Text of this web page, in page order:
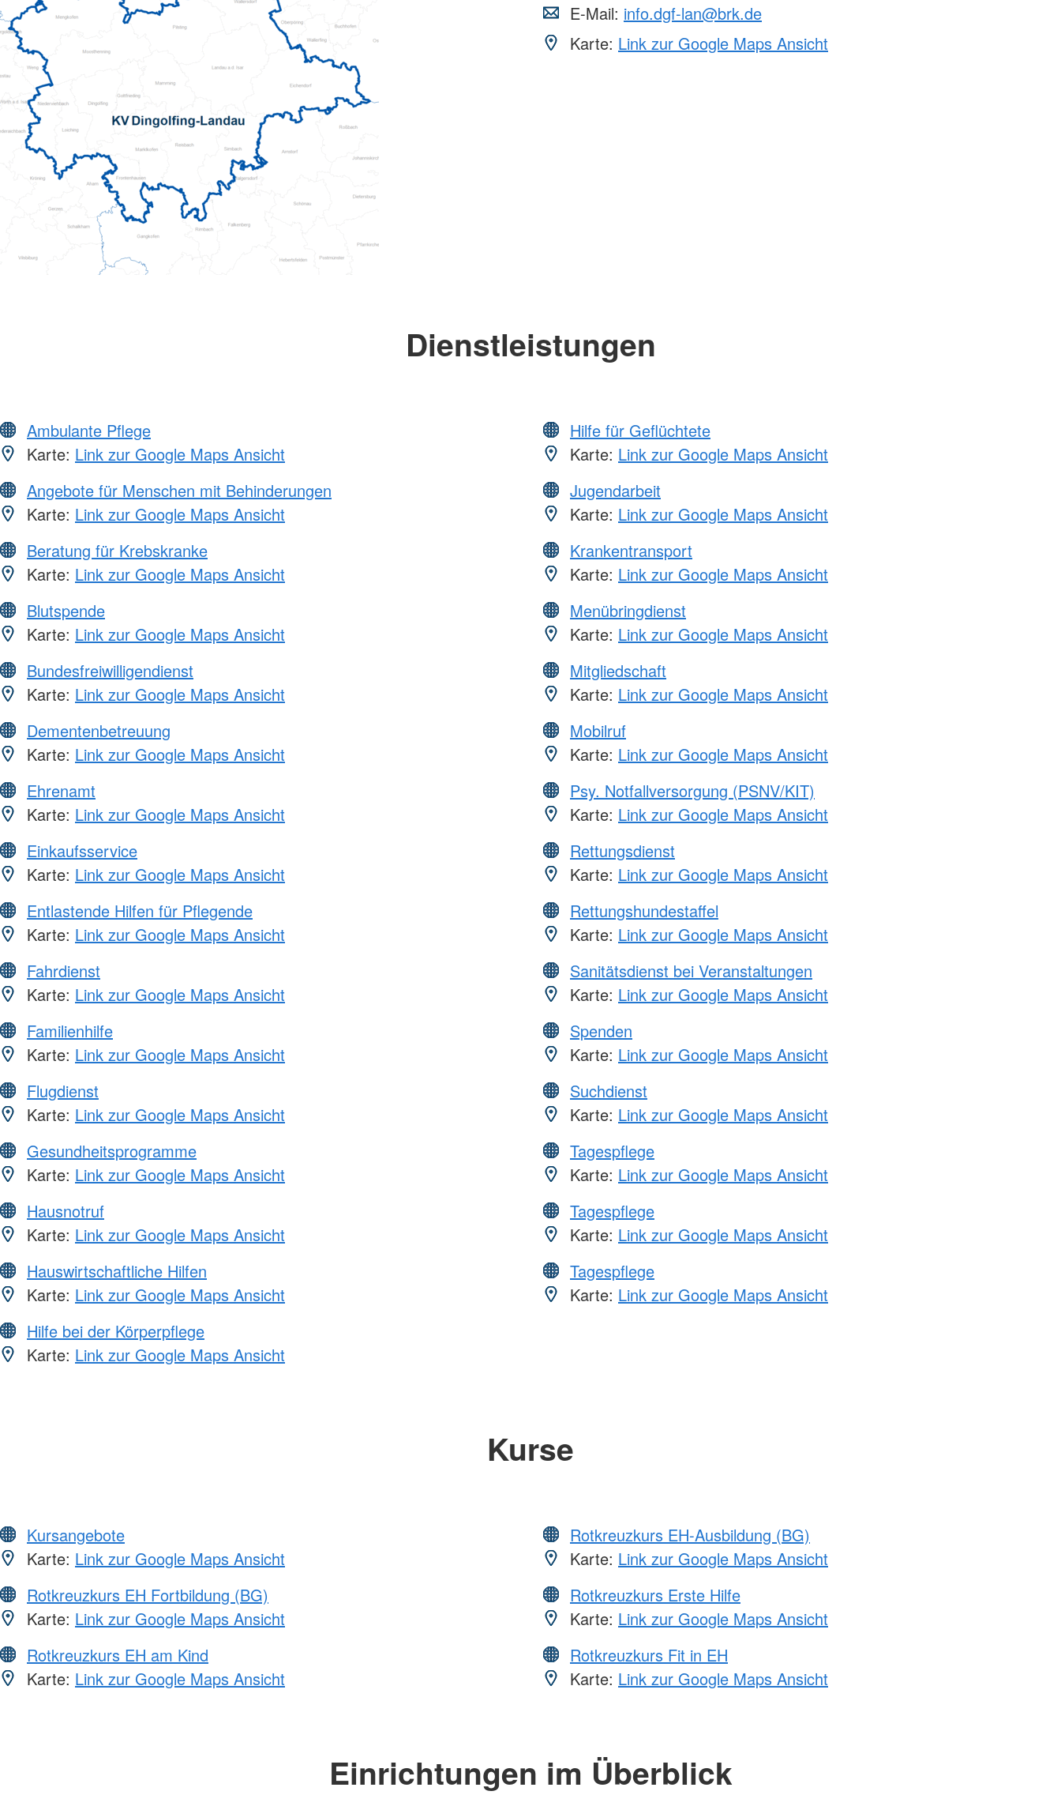
E-Mail: info.dgf-lan@brk.de
Karte: Link zur Google Maps Ansicht
Dienstleistungen
Ambulante Pflege
Karte: Link zur Google Maps Ansicht
Angebote für Menschen mit Behinderungen
Karte: Link zur Google Maps Ansicht
Beratung für Krebskranke
Karte: Link zur Google Maps Ansicht
Blutspende
Karte: Link zur Google Maps Ansicht
Bundesfreiwilligendienst
Karte: Link zur Google Maps Ansicht
Dementenbetreuung
Karte: Link zur Google Maps Ansicht
Ehrenamt
Karte: Link zur Google Maps Ansicht
Einkaufsservice
Karte: Link zur Google Maps Ansicht
Entlastende Hilfen für Pflegende
Karte: Link zur Google Maps Ansicht
Fahrdienst
Karte: Link zur Google Maps Ansicht
Familienhilfe
Karte: Link zur Google Maps Ansicht
Flugdienst
Karte: Link zur Google Maps Ansicht
Gesundheitsprogramme
Karte: Link zur Google Maps Ansicht
Hausnotruf
Karte: Link zur Google Maps Ansicht
Hauswirtschaftliche Hilfen
Karte: Link zur Google Maps Ansicht
Hilfe bei der Körperpflege
Karte: Link zur Google Maps Ansicht
Hilfe für Geflüchtete
Karte: Link zur Google Maps Ansicht
Jugendarbeit
Karte: Link zur Google Maps Ansicht
Krankentransport
Karte: Link zur Google Maps Ansicht
Menübringdienst
Karte: Link zur Google Maps Ansicht
Mitgliedschaft
Karte: Link zur Google Maps Ansicht
Mobilruf
Karte: Link zur Google Maps Ansicht
Psy. Notfallversorgung (PSNV/KIT)
Karte: Link zur Google Maps Ansicht
Rettungsdienst
Karte: Link zur Google Maps Ansicht
Rettungshundestaffel
Karte: Link zur Google Maps Ansicht
Sanitätsdienst bei Veranstaltungen
Karte: Link zur Google Maps Ansicht
Spenden
Karte: Link zur Google Maps Ansicht
Suchdienst
Karte: Link zur Google Maps Ansicht
Tagespflege
Karte: Link zur Google Maps Ansicht
Tagespflege
Karte: Link zur Google Maps Ansicht
Tagespflege
Karte: Link zur Google Maps Ansicht
Kurse
Kursangebote
Karte: Link zur Google Maps Ansicht
Rotkreuzkurs EH Fortbildung (BG)
Karte: Link zur Google Maps Ansicht
Rotkreuzkurs EH am Kind
Karte: Link zur Google Maps Ansicht
Rotkreuzkurs EH-Ausbildung (BG)
Karte: Link zur Google Maps Ansicht
Rotkreuzkurs Erste Hilfe
Karte: Link zur Google Maps Ansicht
Rotkreuzkurs Fit in EH
Karte: Link zur Google Maps Ansicht
Einrichtungen im Überblick